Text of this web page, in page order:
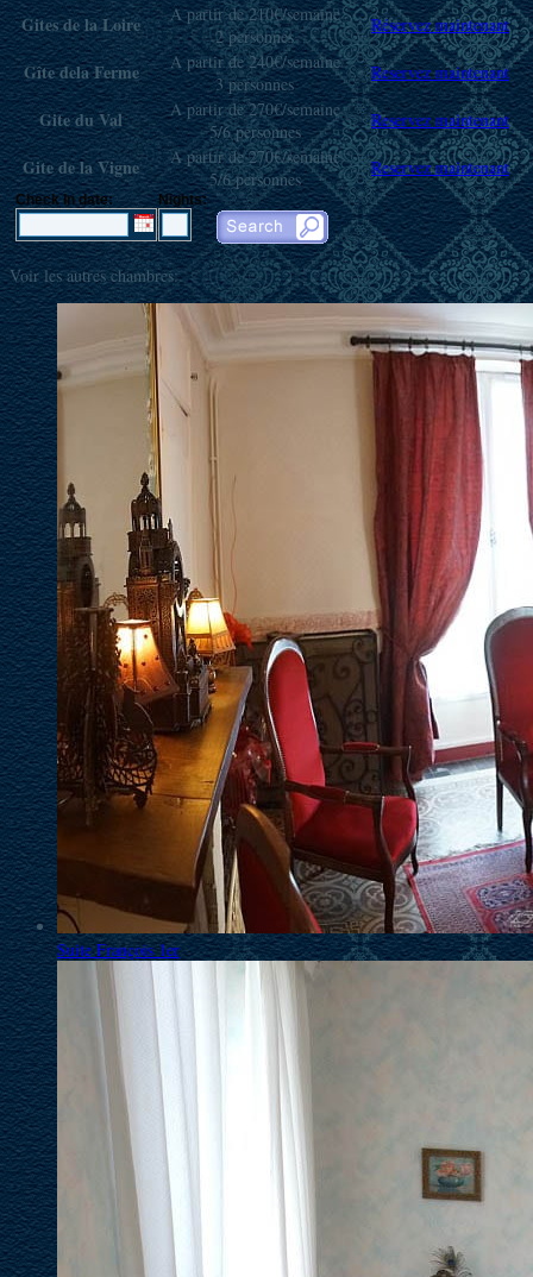
Gites de la Loire
A partir de 210€/semaine
2 personnes
Réservez maintenant
Gîte dela Ferme
A partir de 240€/semaine
3 personnes
Reservez maintenant
Gite du Val
A partir de 270€/semaine
5/6 personnes
Reservez maintenant
Gite de la Vigne
A partir de 270€/semaine
5/6 personnes
Reservez maintenant
Check In date: Nights:
Voir les autres chambres:
Suite François 1er